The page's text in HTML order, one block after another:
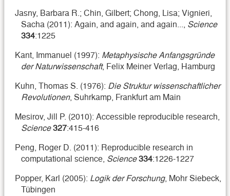
Jasny, Barbara R.; Chin, Gilbert; Chong, Lisa; Vignieri,
Sacha (2011): Again, and again, and again..., Science
334:1225
Kant, Immanuel (1997): Metaphysische Anfangsgründe
der Naturwissenschaft, Felix Meiner Verlag, Hamburg
Kuhn, Thomas S. (1976): Die Struktur wissenschaftlicher
Revolutionen, Suhrkamp, Frankfurt am Main
Mesirov, Jill P. (2010): Accessible reproducible research,
Science327:415-416
Peng, Roger D. (2011): Reproducible research in
computational science, Science334:1226-1227
Popper, Karl (2005): Logik der Forschung, Mohr Siebeck,
Tübingen